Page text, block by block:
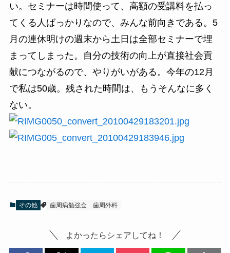
い。セミナーは時間使って、高額の受講料を払っ
てくる人ばっかりなので、みんな前向きである。5
月の連休明けの週末から土日は全部セミナーで埋
まってしまった。自分の技術の向上が直接社会貢
献につながるので、やりがいがある。今年の12月
で私は50歳。残された時間は、もうそんなに多く
ない。
その他 歯周病勉強会 歯周外科
よかったらシェアしてね！